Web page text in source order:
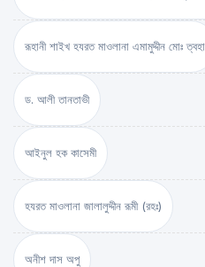
রূহানী শাইখ হযরত মাওলানা এমামুদ্দীন মোঃ ত্বহা
ড. আলী তানতাভী
আইনুল হক কাসেমী
হযরত মাওলানা জালালুদ্দীন রূমী (রহঃ)
অনীশ দাস অপু